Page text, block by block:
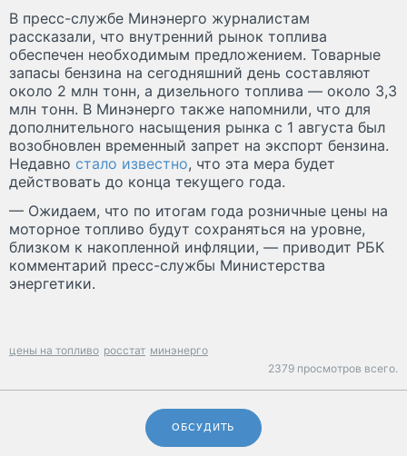
В пресс-службе Минэнерго журналистам
рассказали, что внутренний рынок топлива
обеспечен необходимым предложением. Товарные
запасы бензина на сегодняшний день составляют
около 2 млн тонн, а дизельного топлива — около 3,3
млн тонн. В Минэнерго также напомнили, что для
дополнительного насыщения рынка с 1 августа был
возобновлен временный запрет на экспорт бензина.
Недавно стало известно, что эта мера будет
действовать до конца текущего года.
— Ожидаем, что по итогам года розничные цены на
моторное топливо будут сохраняться на уровне,
близком к накопленной инфляции, — приводит РБК
комментарий пресс-службы Министерства
энергетики.
цены на топливо росстат минэнерго
2379 просмотров всего.
ОБСУДИТЬ